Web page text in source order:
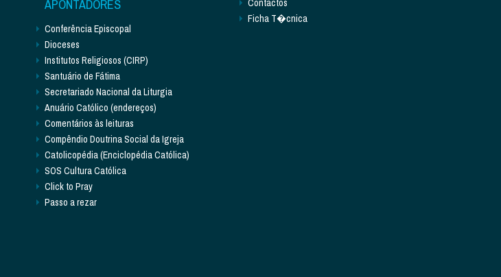
APONTADORES
Conferência Episcopal
Dioceses
Institutos Religiosos (CIRP)
Santuário de Fátima
Secretariado Nacional da Liturgia
Anuário Católico (endereços)
Comentários às leituras
Compêndio Doutrina Social da Igreja
Catolicopédia (Enciclopédia Católica)
SOS Cultura Católica
Click to Pray
Passo a rezar
Contactos
Ficha T�cnica